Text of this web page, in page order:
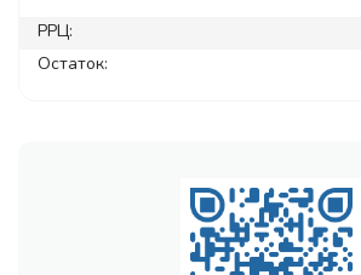
РРЦ:
Остаток: